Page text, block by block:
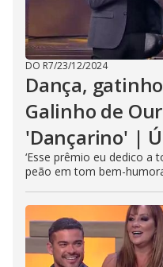
DO R7/23/12/2024
Dança,
Galinho de
'Dançarino' |
‘Esse prêmio eu dedico a
peão em tom bem-